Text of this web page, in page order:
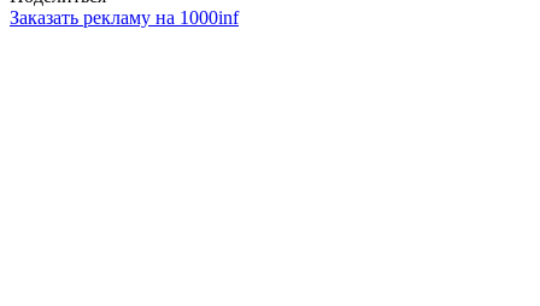
Заказать рекламу на 1000inf